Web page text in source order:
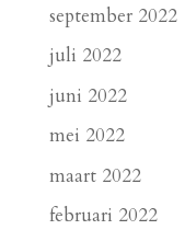
september 2022
juli 2022
juni 2022
mei 2022
maart 2022
februari 2022